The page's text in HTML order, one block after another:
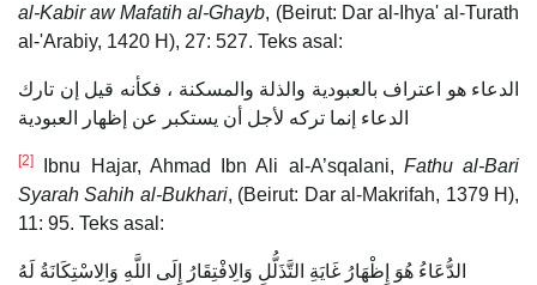
al-Kabir aw Mafatih al-Ghayb, (Beirut: Dar al-Ihya' al-Turath
al-'Arabiy, 1420 H), 27: 527. Teks asal:
الدعاء هو اعتراف بالعبودية والذلة والمسكنة ، فكأنه قيل إن تارك
الدعاء إنما تركه لأجل أن يستكبر عن إظهار العبودية
[2] Ibnu Hajar, Ahmad Ibn Ali al-A’sqalani, Fathu al-Bari
Syarah Sahih al-Bukhari, (Beirut: Dar al-Makrifah, 1379 H),
11: 95. Teks asal:
الدُّعَاءُ هُوَ إِظْهَارُ غَايَةِ التَّذَلُّلِ وَالِافْتِقَارُ إِلَى اللَّهِ وَالِاسْتِكَانَةُ لَهُ